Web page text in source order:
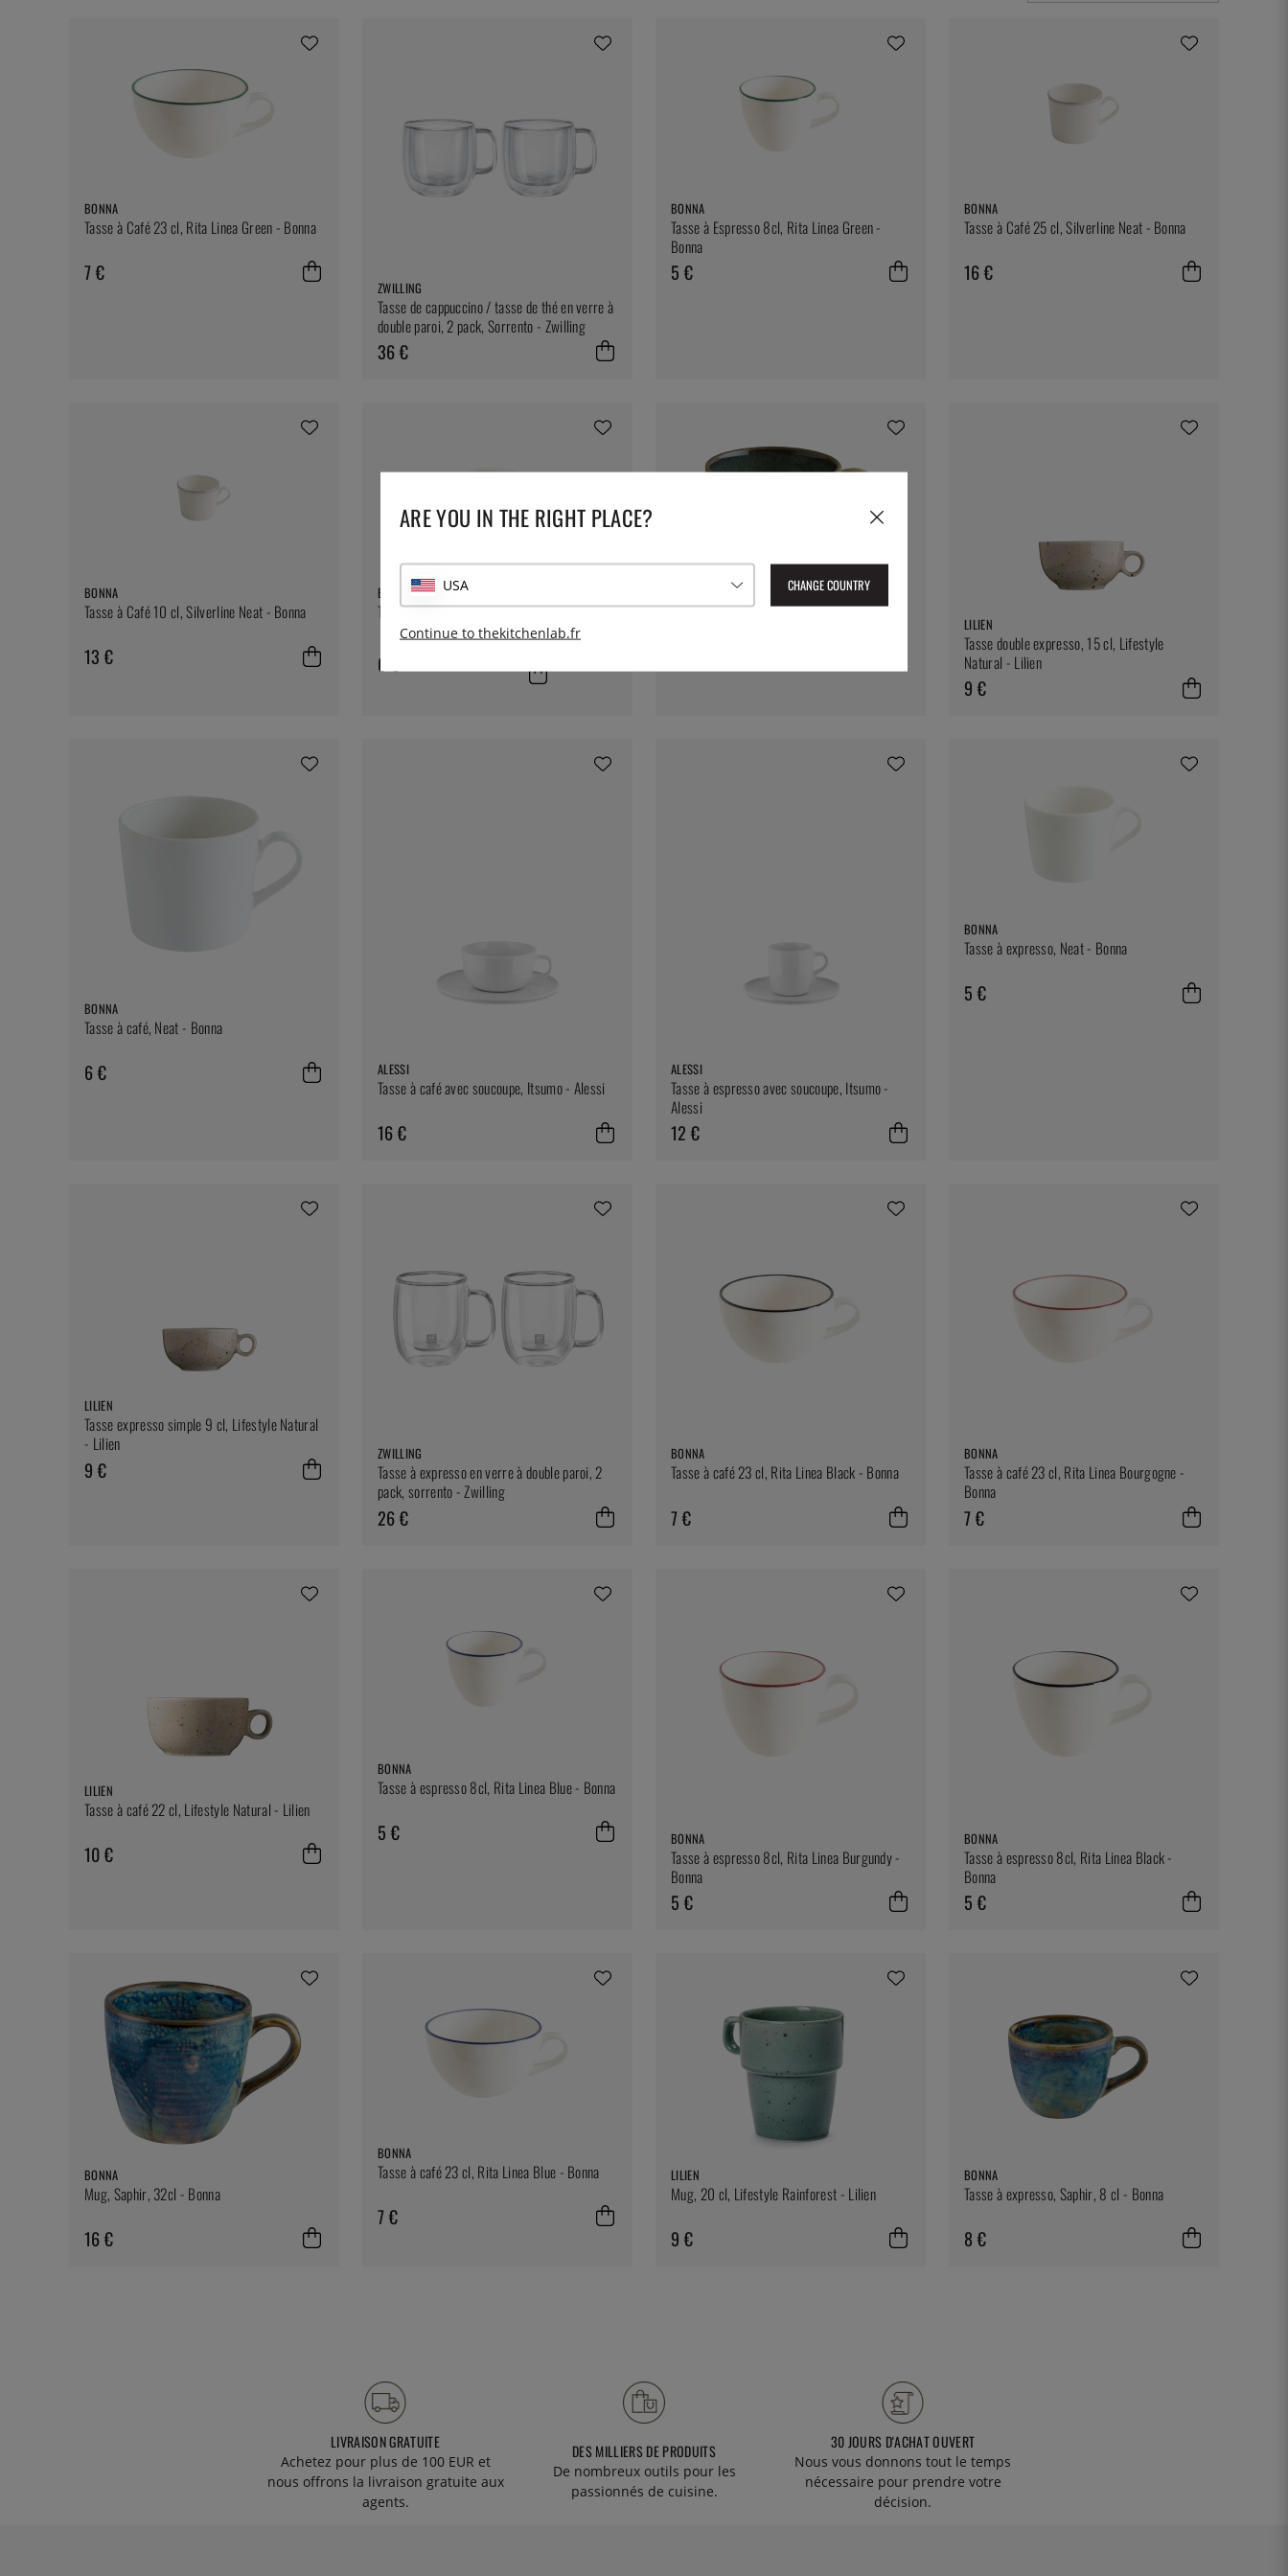
BONNA
Tasse à Café 23 cl, Rita Linea Green - Bonna
7 €
ZWILLING
Tasse de cappuccino / tasse de thé en verre à
double paroi, 2 pack, Sorrento - Zwilling
36 €
BONNA
Tasse à Espresso 8cl, Rita Linea Green -
Bonna
5 €
BONNA
Tasse à Café 25 cl, Silverline Neat - Bonna
16 €
BONNA
Tasse à Café 10 cl, Silverline Neat - Bonna
13 €
BONNA
Tasse à Café 9 cl, Nicole - Bonna
6 €
Tasse à café 25 cl, Sphere Ocean - Bonna
LILIEN
Tasse double expresso, 15 cl, Lifestyle
Natural - Lilien
9 €
BONNA
Tasse à café, Neat - Bonna
6 € ALESSI
Tasse à café avec soucoupe, Itsumo - Alessi
16 €
ALESSI
Tasse à espresso avec soucoupe, Itsumo -
Alessi
12 €
BONNA
Tasse à expresso, Neat - Bonna
5 €
LILIEN
Tasse expresso simple 9 cl, Lifestyle Natural
- Lilien
9 €
ZWILLING
Tasse à expresso en verre à double paroi, 2
pack, sorrento - Zwilling
26 €
BONNA
Tasse à café 23 cl, Rita Linea Black - Bonna
7 €
BONNA
Tasse à café 23 cl, Rita Linea Bourgogne -
Bonna
7 €
LILIEN
Tasse à café 22 cl, Lifestyle Natural - Lilien
10 €
BONNA
Tasse à espresso 8cl, Rita Linea Blue - Bonna
5 € BONNA
Tasse à espresso 8cl, Rita Linea Burgundy -
Bonna
5 €
BONNA
Tasse à espresso 8cl, Rita Linea Black -
Bonna
5 €
BONNA
Mug, Saphir, 32cl - Bonna
16 €
BONNA
Tasse à café 23 cl, Rita Linea Blue - Bonna
7 €
LILIEN
Mug, 20 cl, Lifestyle Rainforest - Lilien
9 €
BONNA
Tasse à expresso, Saphir, 8 cl - Bonna
8 €
LIVRAISON GRATUITE
Achetez pour plus de 100 EUR et
nous offrons la livraison gratuite aux
agents.
DES MILLIERS DE PRODUITS
De nombreux outils pour les
passionnés de cuisine.
30 JOURS D'ACHAT OUVERT
Nous vous donnons tout le temps
nécessaire pour prendre votre
décision.
ARE YOU IN THE RIGHT PLACE?
USA CHANGE COUNTRY
Continue to thekitchenlab.fr